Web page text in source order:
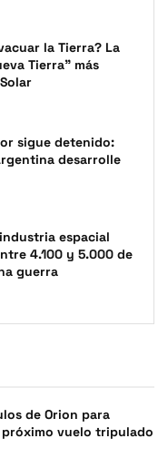
la Tierra? La
Tierra” más
sigue detenido:
desarrolle
espacial
4.100 y 5.000 de
guerra
de Orion para
vuelo tripulado